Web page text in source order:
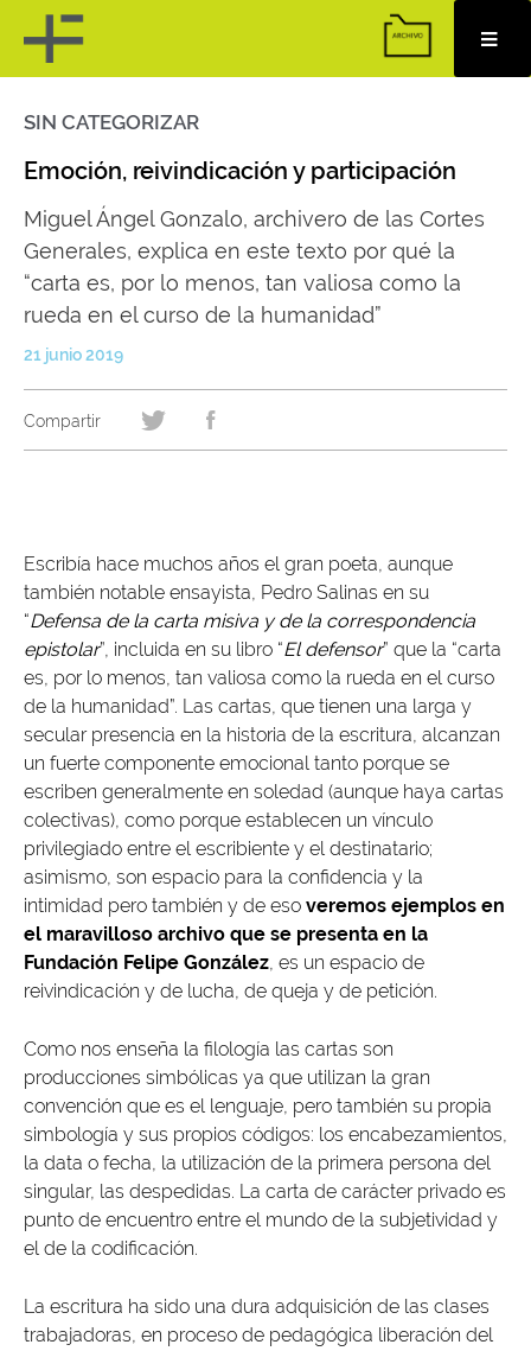
Skip
content
SIN CATEGORIZAR
Emoción, reivindicación y participación
Miguel Ángel Gonzalo, archivero de las Cortes
Generales, explica en este texto por qué la
“carta es, por lo menos, tan valiosa como la
rueda en el curso de la humanidad”
21 junio 2019
Escribía hace muchos años el gran poeta, aunque
también notable ensayista, Pedro Salinas en su
“Defensa de la carta misiva y de la correspondencia
epistolar”, incluida en su libro “El defensor” que la “carta
es, por lo menos, tan valiosa como la rueda en el curso
de la humanidad”. Las cartas, que tienen una larga y
secular presencia en la historia de la escritura, alcanzan
un fuerte componente emocional tanto porque se
escriben generalmente en soledad (aunque haya cartas
colectivas), como porque establecen un vínculo
privilegiado entre el escribiente y el destinatario;
asimismo, son espacio para la confidencia y la
intimidad pero también y de eso veremos ejemplos en
el maravilloso archivo que se presenta en la
Fundación Felipe González, es un espacio de
reivindicación y de lucha, de queja y de petición.
Como nos enseña la filología las cartas son
producciones simbólicas ya que utilizan la gran
convención que es el lenguaje, pero también su propia
simbología y sus propios códigos: los encabezamientos,
la data o fecha, la utilización de la primera persona del
singular, las despedidas. La carta de carácter privado es
punto de encuentro entre el mundo de la subjetividad y
el de la codificación.
La escritura ha sido una dura adquisición de las clases
trabajadoras, en proceso de pedagógica liberación del